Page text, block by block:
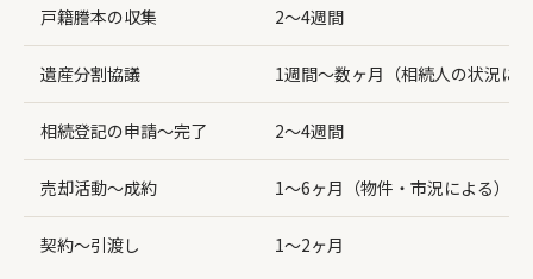
戸籍謄本の収集 2〜4週間
遺産分割協議 1週間〜数ヶ月（相続人の状況に
相続登記の申請〜完了 2〜4週間
売却活動〜成約 1〜6ヶ月（物件・市況による）
契約〜引渡し 1〜2ヶ月